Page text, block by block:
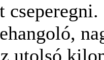
utolsó